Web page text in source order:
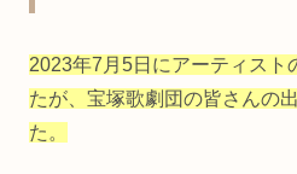
2023年7月5日にアーティスト
たが、宝塚歌劇団の皆さんの
た。